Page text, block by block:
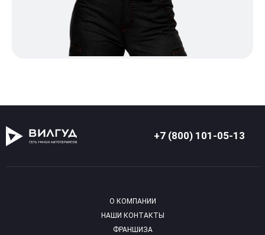
+7 (800) 101-05-13
О КОМПАНИИ
НАШИ КОНТАКТЫ
ФРАНШИЗА